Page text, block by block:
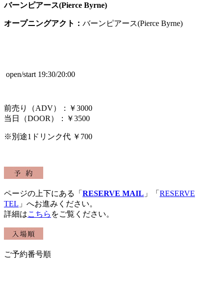
バーンピアース(Pierce Byrne)
オープニングアクト： バーンピアース(Pierce Byrne)
open/start 19:30/20:00
前売り（ADV）：￥3000
当日（DOOR）：￥3500
※別途1ドリンク代 ￥700
ページの上下にある「 RESERVE MAIL 」「 RESERVE
TEL 」へお進みください。
詳細はこちら をご覧ください。
ご予約番号順